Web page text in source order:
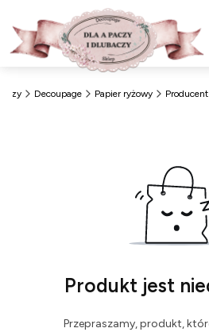
Decoupage Papier ryżowy Producent
Produkt jest
Przepraszamy, produkt,